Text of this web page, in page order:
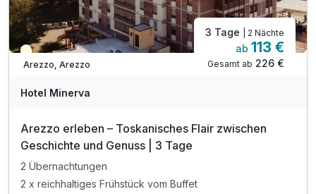
Teilweise ausgelastet
Arezzo, Arezzo
3 Tage | 2 Nächte
ab 113 €
Gesamt ab 226 €
Hotel Minerva
Arezzo erleben – Toskanisches Flair zwischen
Geschichte und Genuss | 3 Tage
2 Übernachtungen
2 x reichhaltiges Frühstück vom Buffet